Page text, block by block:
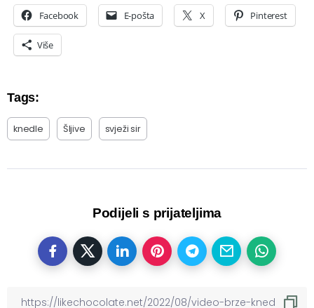
Facebook E-pošta X Pinterest
Više
Tags:
knedle Šljive svježi sir
Podijeli s prijateljima